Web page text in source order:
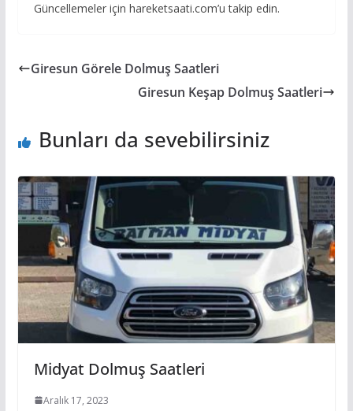
Güncellemeler için hareketsaati.com’u takip edin.
Giresun Görele Dolmuş Saatleri
Giresun Keşap Dolmuş Saatleri
Bunları da sevebilirsiniz
Midyat Dolmuş Saatleri
Aralık 17, 2023